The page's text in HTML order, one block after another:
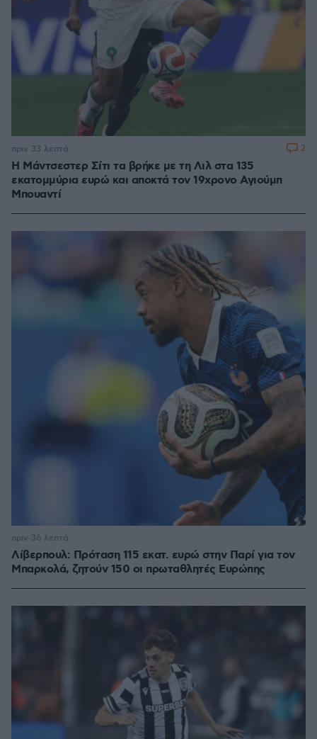
Η Μάντσεστερ Σίτι τα βρήκε με τη Λιλ στα 135
εκατομμύρια ευρώ και αποκτά τον 19χρονο Αγιούμπ
Μπουαντί
πριν 33 λεπτά 2
Λίβερπουλ: Πρόταση 115 εκατ. ευρώ στην Παρί για τον
Μπαρκολά, ζητούν 150 οι πρωταθλητές Ευρώπης
πριν 36 λεπτά